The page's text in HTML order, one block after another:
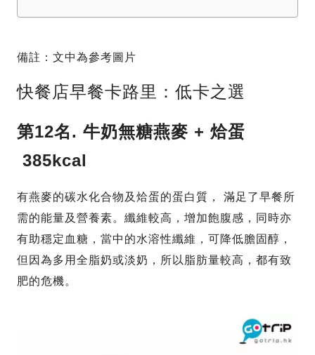
備註：文中為參考圖片
快餐店早餐卡路里：低卡之選
第12名. 牛奶無糖燕麥 + 烚蛋
385kcal
有燕麥的碳水化合物及烚蛋的蛋白質， 滿足了早餐所
需的能量及營養素。纖維較高，增加飽腹感，同時亦
有助穩定血糖，當中的水溶性纖維，可降低膽固醇，
但因為多用全脂奶或淡奶，所以脂肪量較高，都有致
肥的危機。